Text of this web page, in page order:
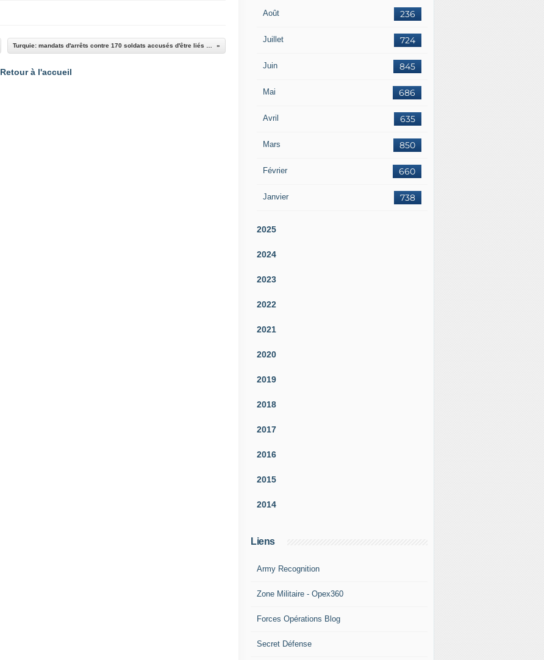
Retour à l'accueil
Août 236
Juillet 724
Juin 845
Mai 686
Avril 635
Mars 850
Février 660
Janvier 738
2025
2024
2023
2022
2021
2020
2019
2018
2017
2016
2015
2014
Liens
Army Recognition
Zone Militaire - Opex360
Forces Opérations Blog
Secret Défense